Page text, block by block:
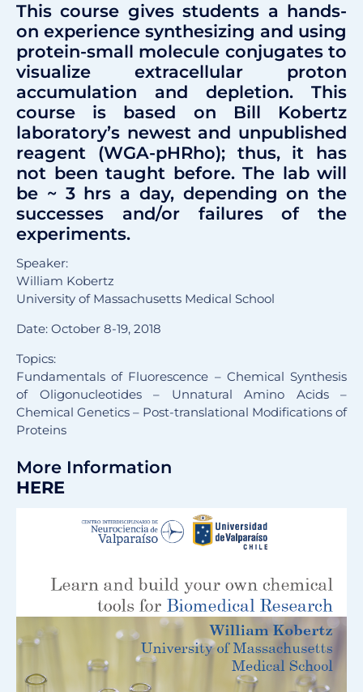
This course gives students a hands-
on experience synthesizing and using
protein-small molecule conjugates to
visualize extracellular proton
accumulation and depletion. This
course is based on Bill Kobertz
laboratory’s newest and unpublished
reagent (WGA-pHRho); thus, it has
not been taught before. The lab will
be ~ 3 hrs a day, depending on the
successes and/or failures of the
experiments.
Speaker:
William Kobertz
University of Massachusetts Medical School
Date: October 8-19, 2018
Topics:
Fundamentals of Fluorescence – Chemical Synthesis
of Oligonucleotides – Unnatural Amino Acids –
Chemical Genetics – Post-translational Modifications of
Proteins
More Information
HERE